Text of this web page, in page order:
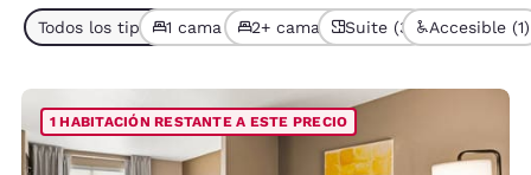
Todos los tipos de habitación (3)
1 cama (1) 2+ camas (2)Suite (3) Accesible (1)
1 HABITACIÓN RESTANTE A ESTE PRECIO